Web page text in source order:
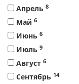
Апрель 8
Май 6
Июнь 6
Июль 9
Август 6
Сентябрь 14